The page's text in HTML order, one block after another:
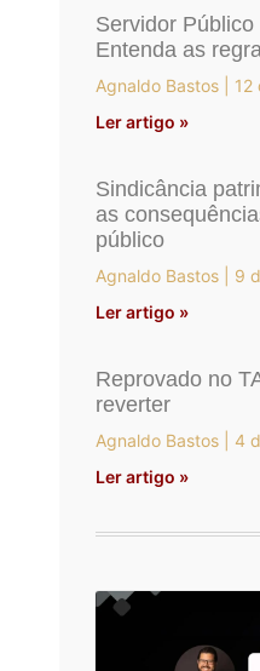
Servidor
Entenda as
Agnaldo Bastos
12
Ler artigo »
Sindicância
as
público
Agnaldo Bastos
9
Ler artigo »
Reprovado no
reverter
Agnaldo Bastos
4
Ler artigo »